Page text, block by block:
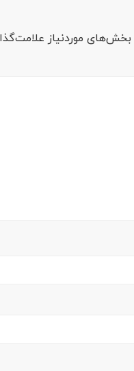
بخش‌های موردنیاز